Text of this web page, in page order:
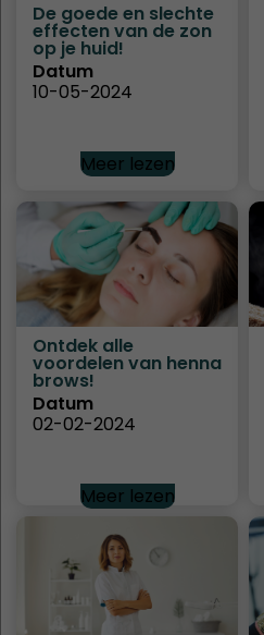
De goede en slechte
effecten van de zon
op je huid!
Datum
10-05-2024
Meer lezen
Ontdek alle
voordelen van henna
brows!
Datum
02-02-2024
Meer lezen